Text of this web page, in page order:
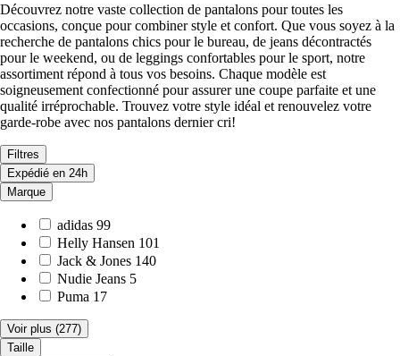
Découvrez notre vaste collection de pantalons pour toutes les
occasions, conçue pour combiner style et confort. Que vous soyez à la
recherche de pantalons chics pour le bureau, de jeans décontractés
pour le weekend, ou de leggings confortables pour le sport, notre
assortiment répond à tous vos besoins. Chaque modèle est
soigneusement confectionné pour assurer une coupe parfaite et une
qualité irréprochable. Trouvez votre style idéal et renouvelez votre
garde-robe avec nos pantalons dernier cri!
Filtres
Expédié en 24h
Marque
adidas 99
Helly Hansen 101
Jack & Jones 140
Nudie Jeans 5
Puma 17
Voir plus (277)
Taille